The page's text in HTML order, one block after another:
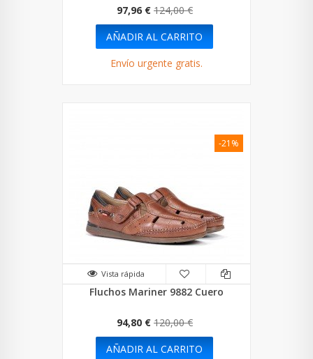
97,96 € 124,00 €
AÑADIR AL CARRITO
Envío urgente gratis.
Vista rápida
Fluchos Mariner 9882 Cuero
94,80 € 120,00 €
-21%
AÑADIR AL CARRITO